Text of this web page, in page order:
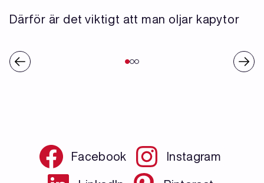
Därför är det viktigt att man oljar kapytor
Facebook Instagram